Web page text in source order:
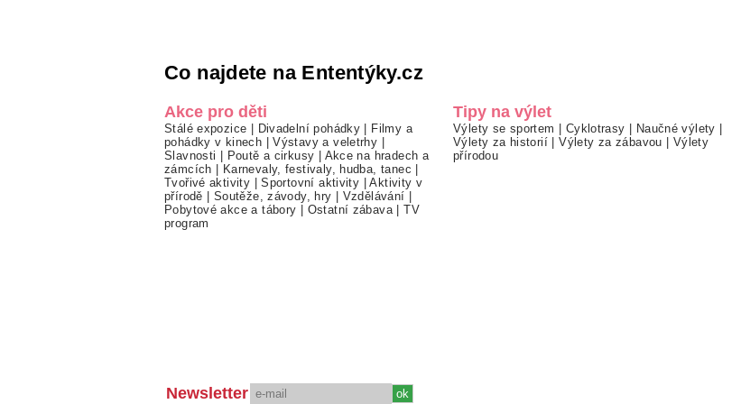
Co najdete na Ententýky.cz
Akce pro děti
Stálé expozice | Divadelní pohádky | Filmy a
pohádky v kinech |Výstavy a veletrhy |
Slavnosti | Poutě a cirkusy | Akce na hradech a
zámcích | Karnevaly, festivaly, hudba, tanec |
Tvořivé aktivity |Sportovní aktivity |Aktivity v
přírodě | Soutěže, závody, hry | Vzdělávání |
Pobytové akce a tábory | Ostatní zábava |TV
program
Tipy na výlet
Výlety se sportem | Cyklotrasy | Naučné výlety |
Výlety za historií |Výlety za zábavou | Výlety
přírodou
Newsletter